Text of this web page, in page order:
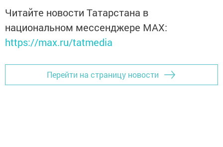
Читайте новости Татарстана в
национальном мессенджере MАХ:
https://max.ru/tatmedia
Перейти на страницу новости